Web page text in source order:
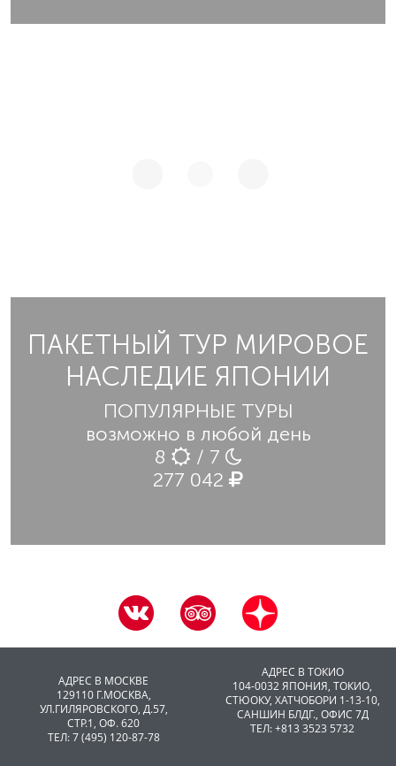
ПАКЕТНЫЙ ТУР МИРОВОЕ
НАСЛЕДИЕ ЯПОНИИ
ПОПУЛЯРНЫЕ ТУРЫ
возможно в любой день
8
/ 7
277 042
АДРЕС В МОСКВЕ
129110 Г.МОСКВА,
УЛ.ГИЛЯРОВСКОГО, Д.57,
СТР.1, ОФ. 620
ТЕЛ: 7 (495) 120-87-78
АДРЕС В ТОКИО
104-0032 ЯПОНИЯ, ТОКИО,
CТЮОКУ, ХАТЧОБОРИ 1-13-10,
САНШИН БЛДГ., ОФИС 7Д
ТЕЛ: +813 3523 5732